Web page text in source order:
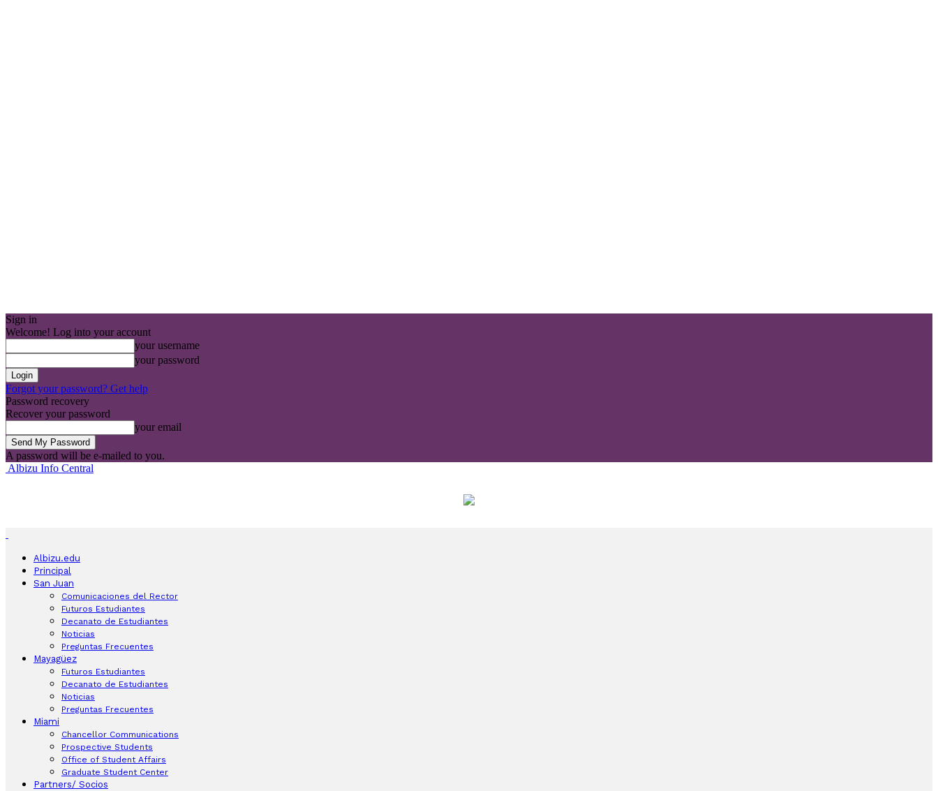
Sign in
Welcome! Log into your account
your username
your password
Forgot your password? Get help
Password recovery
Recover your password
your email
A password will be e-mailed to you.
Albizu Info Central
Albizu.edu
Principal
San Juan
Comunicaciones del Rector
Futuros Estudiantes
Decanato de Estudiantes
Noticias
Preguntas Frecuentes
Mayagüez
Futuros Estudiantes
Decanato de Estudiantes
Noticias
Preguntas Frecuentes
Miami
Chancellor Communications
Prospective Students
Office of Student Affairs
Graduate Student Center
Partners/ Socios